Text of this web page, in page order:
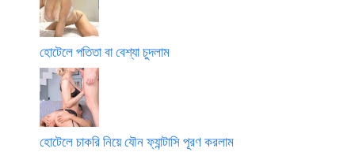
হোটেলে পতিতা বা বেশ্যা চুদলাম
হোটেলে চাকরি নিয়ে যৌন ফ্যান্টাসি পূরণ করলাম